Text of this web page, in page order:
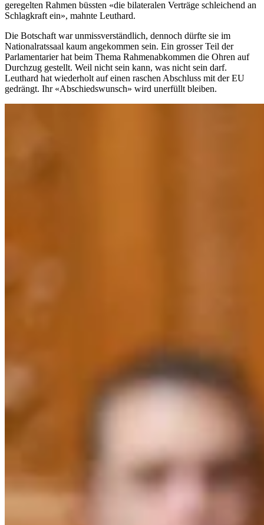
geregelten Rahmen büssten «die bilateralen Verträge schleichend an
Schlagkraft ein», mahnte Leuthard.
Die Botschaft war unmissverständlich, dennoch dürfte sie im
Nationalratssaal kaum angekommen sein. Ein grosser Teil der
Parlamentarier hat beim Thema Rahmenabkommen die Ohren auf
Durchzug gestellt. Weil nicht sein kann, was nicht sein darf.
Leuthard hat wiederholt auf einen raschen Abschluss mit der EU
gedrängt. Ihr «Abschiedswunsch» wird unerfüllt bleiben.